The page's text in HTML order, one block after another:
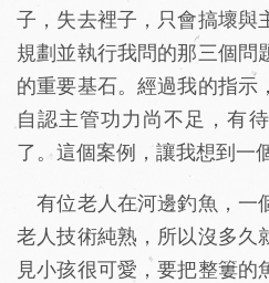
子，失去裡子，只會搞壞與
規劃並執行我問的那三個問
的重要基石。經過我的指示
自認主管功力尚不足，有
了。這個案例，讓我想到一
有位老人在河邊釣魚，一
老人技術純熟，所以沒多久
見小孩很可愛，要把整簍的